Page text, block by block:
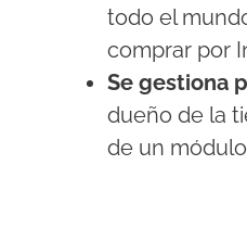
todo el
comprar por
Se gestiona
dueño de la
de un